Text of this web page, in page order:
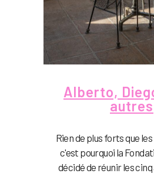
Alberto,
autres
Rien de plus forts que les
c'est pourquoi la
décidé de réunir les